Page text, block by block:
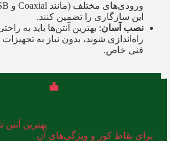
این سازگاری را تضمین کنند.
نصب آسان: بهترین آنتن‌ها باید به
راه‌اندازی شوند، بدون نیاز به تجهیزات
فنی خاص.
بهترین آنتن
برای نقاط کور و ویژگی‌های آن